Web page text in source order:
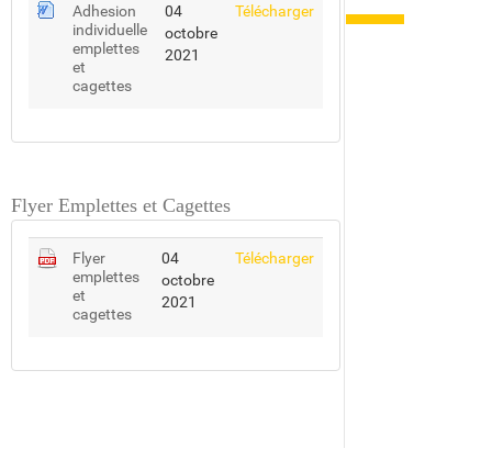
Adhesion
individuelle
emplettes
et
cagettes
04
octobre
2021
TéléchargerAdhesion
Flyer Emplettes et Cagettes
Flyer
emplettes
et
cagettes
04
octobre
2021
TéléchargerFlyer